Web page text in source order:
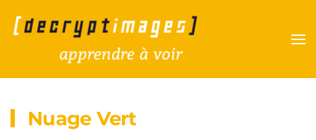
Accéder au contenu principal
Nuage Vert